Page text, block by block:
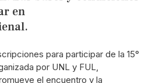
en
para participar de la 15°
por UNL y FUL,
el encuentro y la